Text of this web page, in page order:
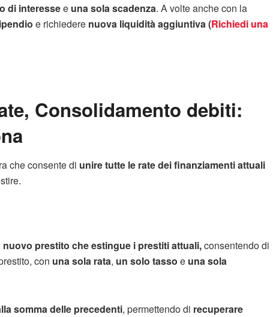
di interessee una sola scadenza. A volte anche con la
e richiedere nuova liquidità aggiuntiva(Richiedi una
Consolidamento debiti:
che consente di unire tutte le rate dei finanziamenti attuali
nuovo prestito che estingue i prestiti attuali,consentendo di
con una sola rata, un solo tasso e una sola
somma delle precedenti, permettendo di recuperare